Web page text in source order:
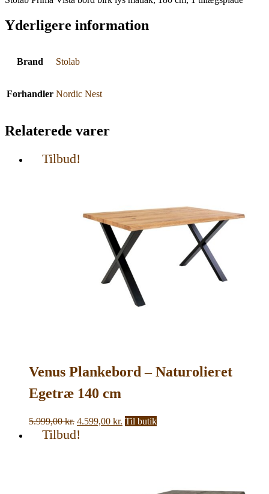
Yderligere information
Brand Stolab
Forhandler Nordic Nest
Relaterede varer
Tilbud!
Venus Plankebord – Naturolieret
Egetræ 140 cm
5.999,00kr. Den
oprindelige
pris
4.599,00 kr. Den
Til butik
Tilbud!